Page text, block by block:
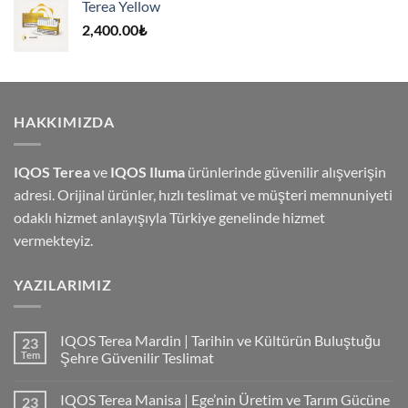
Terea Yellow
2,400.00₺
HAKKIMIZDA
IQOS Tereave IQOS Iluma ürünlerinde güvenilir alışverişin
adresi. Orijinal ürünler, hızlı teslimat ve müşteri memnuniyeti
odaklı hizmet anlayışıyla Türkiye genelinde hizmet
vermekteyiz.
YAZILARIMIZ
23
Tem
IQOS Terea Mardin | Tarihin ve Kültürün Buluştuğu
Şehre Güvenilir Teslimat
23 IQOS Terea Manisa | Ege’nin Üretim ve Tarım Gücüne